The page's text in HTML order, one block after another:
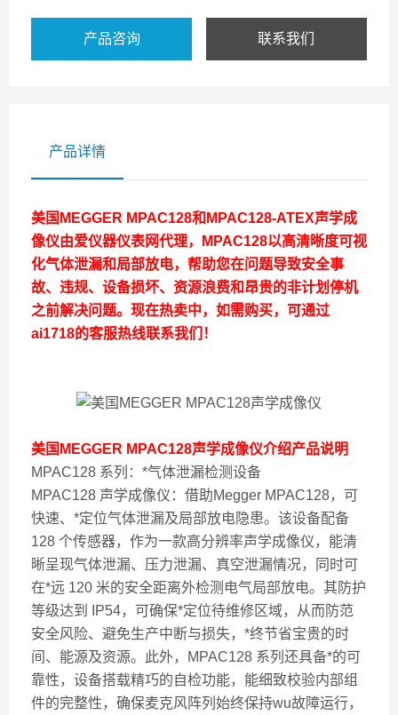
产品咨询 联系我们
产品详情
美国MEGGER MPAC128和MPAC128-ATEX声学成
像仪由爱仪器仪表网代理，
MPAC128以高清晰度可视
化气体泄漏和局部放电，帮助您在问题导致安全事
故、违规、设备损坏、资源浪费和昂贵的非计划停机
之前解决问题。现在热卖中，如需购买，可通过
ai1718的客服热线联系我们！
美国MEGGER MPAC128声学成像仪介绍产品说明
MPAC128 系列：*气体泄漏检测设备
MPAC128 声学成像仪：借助Megger MPAC128，可
快速、*定位气体泄漏及局部放电隐患。该设备配备
128 个传感器，作为一款高分辨率声学成像仪，能清
晰呈现气体泄漏、压力泄漏、真空泄漏情况，同时可
在*远 120 米的安全距离外检测电气局部放电。其防护
等级达到 IP54，可确保*定位待维修区域，从而防范
安全风险、避免生产中断与损失，*终节省宝贵的时
间、能源及资源。此外，MPAC128 系列还具备*的可
靠性，设备搭载精巧的自检功能，能细致校验内部组
件的完整性，确保麦克风阵列始终保持wu故障运行，